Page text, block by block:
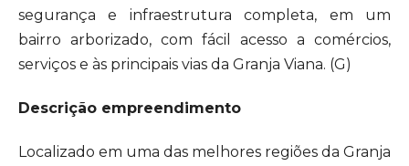
segurança e infraestrutura completa, em um
bairro arborizado, com fácil acesso a comércios,
serviços e às principais vias da Granja Viana. (G)
Descrição empreendimento
Localizado em uma das melhores regiões da Granja